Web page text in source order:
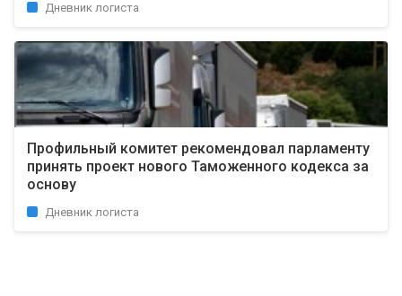
Дневник логиста
Профильный комитет рекомендовал парламенту
принять проект нового Таможенного кодекса за
основу
Дневник логиста